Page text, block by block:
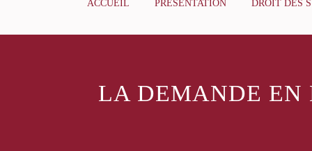
ACCUEIL PRÉSENTATION DROIT DES
LA DEMANDE EN